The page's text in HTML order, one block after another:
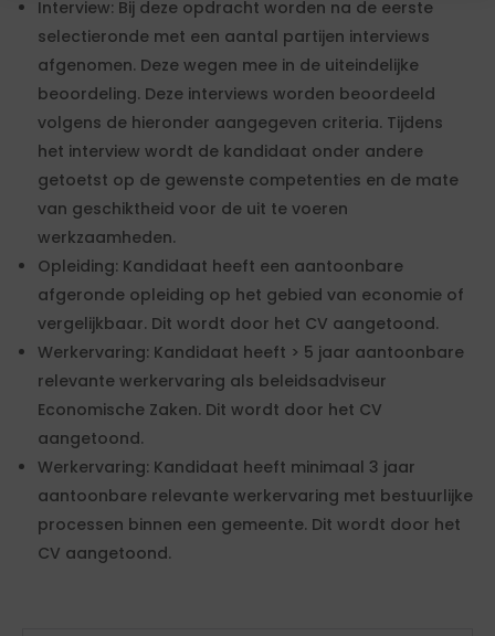
Interview: Bij deze opdracht worden na de eerste
selectieronde met een aantal partijen interviews
afgenomen. Deze wegen mee in de uiteindelijke
beoordeling. Deze interviews worden beoordeeld
volgens de hieronder aangegeven criteria. Tijdens
het interview wordt de kandidaat onder andere
getoetst op de gewenste competenties en de mate
van geschiktheid voor de uit te voeren
werkzaamheden.
Opleiding: Kandidaat heeft een aantoonbare
afgeronde opleiding op het gebied van economie of
vergelijkbaar. Dit wordt door het CV aangetoond.
Werkervaring: Kandidaat heeft > 5 jaar aantoonbare
relevante werkervaring als beleidsadviseur
Economische Zaken. Dit wordt door het CV
aangetoond.
Werkervaring: Kandidaat heeft minimaal 3 jaar
aantoonbare relevante werkervaring met bestuurlijke
processen binnen een gemeente. Dit wordt door het
CV aangetoond.